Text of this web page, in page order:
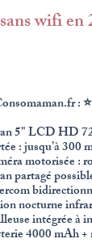
wifi en
:
5" LCD HD
: jusqu’à 300
motorisée :
partagé
nocturne
intégrée à
4000 mAh